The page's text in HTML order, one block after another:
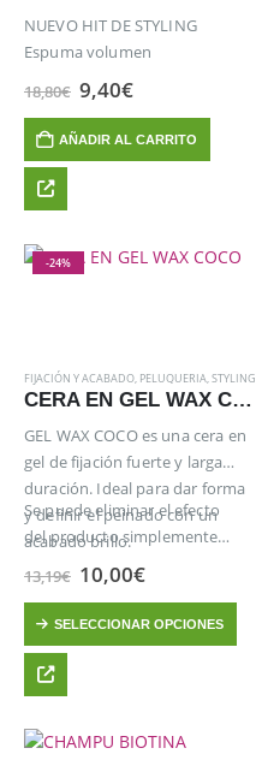
NUEVO HIT DE STYLING
Espuma volumen
18,80€ El
precio
original
era:
18,80€.
9,40€El
actual
es:
9,40€.
AÑADIR AL CARRITO
-24%
FIJACIÓN Y ACABADO, PELUQUERIA,STYLING
CERA EN GEL WAX COCO
GEL WAX COCO es una cera en
gel de fijación fuerte y larga
duración. Ideal para dar forma
y definir el peinado con un
acabado brillo.
Se puede eliminar el efecto
del producto simplemente…
13,19€ El
precio
original
era:
13,19€.
10,00€El
actual
es:
10,00€.
SELECCIONAR OPCIONES
Este
producto
tiene
múltiples
Las